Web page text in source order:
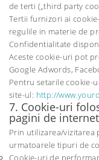
de terti („third party
Tertii furnizori ai
regulile in materie de
Confidentialitate
Aceste cookie-uri pot
Google Adwords,
Pentru setarile cookie-
site-ul: http://
7. Cookie-uri
pagini de internet
Prin utilizarea/
urmatoarele tipuri de
Cookie-uri de